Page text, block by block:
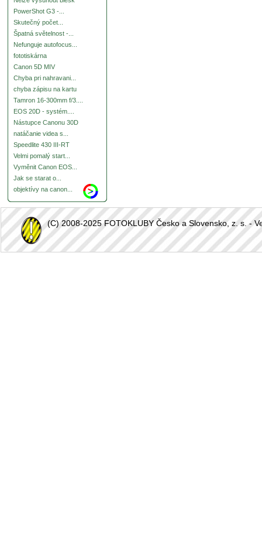
PowerShot G3 -...
Skutečný počet...
Špatná světelnost -...
Nefunguje autofocus...
fototiskárna
Canon 5D MIV
Chyba pri nahravani...
chyba zápisu na kartu
Tamron 16-300mm f/3....
EOS 20D - systém....
Nástupce Canonu 30D
natáčanie videa s...
Speedlite 430 III-RT
Velmi pomalý start...
Vyměnit Canon EOS...
Jak se starat o...
objektívy na canon...
(C) 2008-2025 FOTOKLUBY Česko a Slovensko, z. s. -